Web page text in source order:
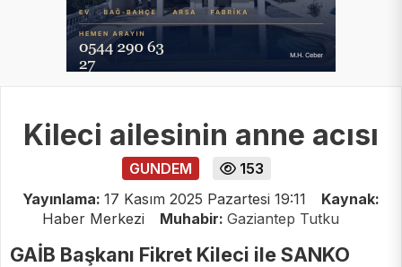
Kileci ailesinin anne acısı
GUNDEM
153
Yayınlama: 17 Kasım 2025 Pazartesi 19:11
Kaynak:
Haber Merkezi
Muhabir: Gaziantep Tutku
GAİB Başkanı Fikret Kileci ile SANKO